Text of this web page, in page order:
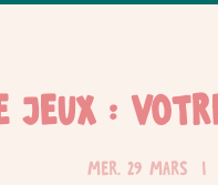
jeux :
mer. 29 mars
  |